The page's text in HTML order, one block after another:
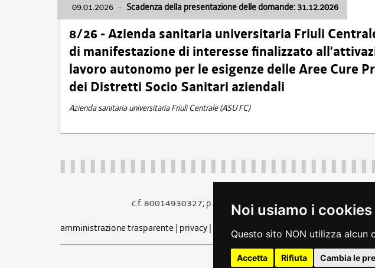
Noi usiamo i cookies
Questo sito NON utilizza alcun
Accetta Rifiuta Cambia le
09.01.2026 - Scadenza della presentazione delle domande: 31.12.2026
8/26 - Azienda sanitaria universitaria Friuli
di manifestazione di interesse finalizzato
lavoro autonomo per le esigenze delle Aree Cure
dei Distretti Socio Sanitari aziendali
Azienda sanitaria universitaria Friuli Centrale (ASU FC)
c.f. 80014930327; p.iva 00526040324
piazza Unità d'Italia 1
amministrazione trasparente| privacy| cookie note legali | accessibilità rss